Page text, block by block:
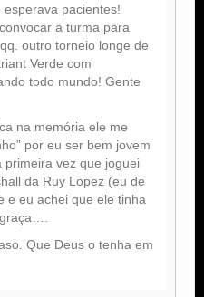
pacientes!
a turma para
outro torneio longe de
Verde com
todo mundo! Gente
na memória ele me
por eu ser bem jovem
primeira vez que joguei
da Ruy Lopez (eu de
eu achei que ele tinha
Que Deus o tenha em